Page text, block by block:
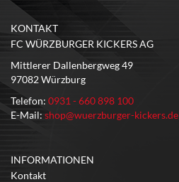
KONTAKT
FC WÜRZBURGER KICKERS AG
Mittlerer Dallenbergweg 49
97082 Würzburg
Telefon: 0931 - 660 898 100
E-Mail: shop@wuerzburger-kickers.de
INFORMATIONEN
Kontakt